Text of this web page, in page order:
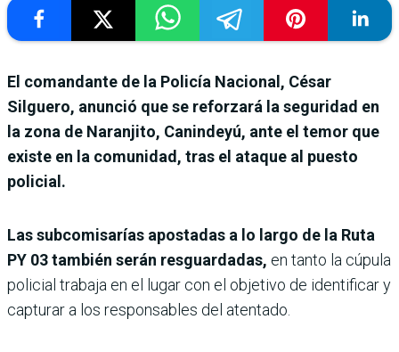
El comandante de la Policía Nacional, César
Silguero, anunció que se reforzará la seguridad en
la zona de Naranjito, Canindeyú, ante el temor que
existe en la comunidad, tras el ataque al puesto
policial.
Las subcomisarías apostadas a lo largo de la Ruta
PY 03 también serán resguardadas, en tanto la cúpula
policial trabaja en el lugar con el objetivo de identificar y
capturar a los responsables del atentado.